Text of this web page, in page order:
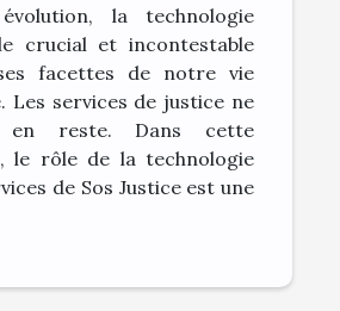
la technologie
crucial et incontestable
facettes de notre vie
Les services de justice ne
reste. Dans cette
le rôle de la technologie
de Sos Justice est une